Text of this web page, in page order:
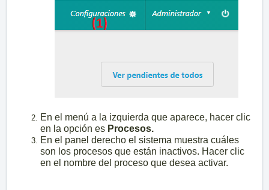
En el menú a la izquierda que aparece, hacer clic
en la opción es Procesos.
En el panel derecho el sistema muestra cuáles
son los procesos que están inactivos. Hacer clic
en el nombre del proceso que desea activar.